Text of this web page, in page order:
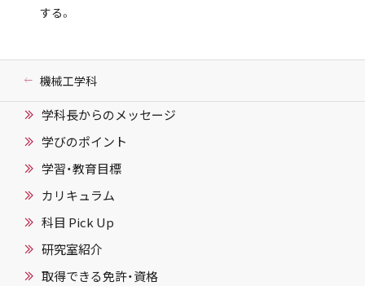
する。
機械工学科
学科長からのメッセージ
学びのポイント
学習・教育目標
カリキュラム
科目 Pick Up
研究室紹介
取得できる免許・資格